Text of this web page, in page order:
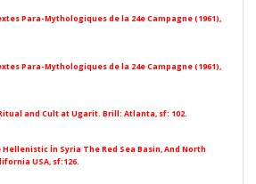
Para-Mythologiques de la 24e Campagne (1961),
Para-Mythologiques de la 24e Campagne (1961),
and Cult at Ugarit. Brill: Atlanta, sf: 102.
Hellenistic İn Syria The Red Sea Basin, And North
USA, sf:126.